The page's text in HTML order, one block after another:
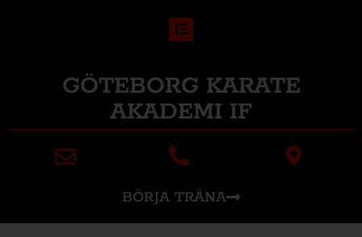
GÖTEBORG KARATE
AKADEMI IF
BÖRJA TRÄNA